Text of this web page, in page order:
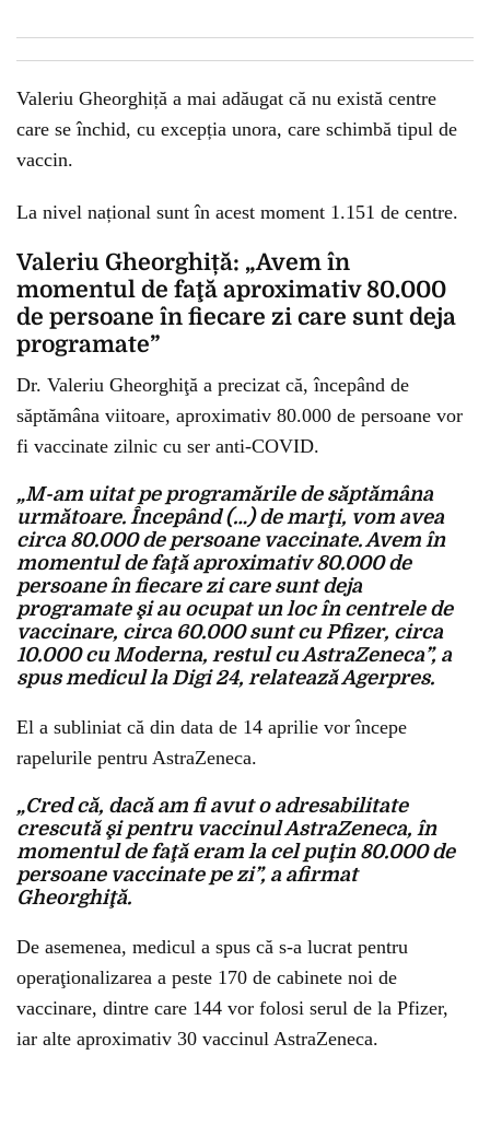
Valeriu Gheorghiță a mai adăugat că nu există centre
care se închid, cu excepția unora, care schimbă tipul de
vaccin.
La nivel național sunt în acest moment 1.151 de centre.
Valeriu Gheorghiță: „Avem în
momentul de faţă aproximativ 80.000
de persoane în fiecare zi care sunt deja
programate”
Dr. Valeriu Gheorghiţă a precizat că, începând de
săptămâna viitoare, aproximativ 80.000 de persoane vor
fi vaccinate zilnic cu ser anti-COVID.
„M-am uitat pe programările de săptămâna
următoare. Începând (…) de marţi, vom avea
circa 80.000 de persoane vaccinate. Avem în
momentul de faţă aproximativ 80.000 de
persoane în fiecare zi care sunt deja
programate şi au ocupat un loc în centrele de
vaccinare, circa 60.000 sunt cu Pfizer, circa
10.000 cu Moderna, restul cu AstraZeneca”, a
spus medicul la Digi 24, relatează Agerpres.
El a subliniat că din data de 14 aprilie vor începe
rapelurile pentru AstraZeneca.
„Cred că, dacă am fi avut o adresabilitate
crescută şi pentru vaccinul AstraZeneca, în
momentul de faţă eram la cel puţin 80.000 de
persoane vaccinate pe zi”, a afirmat
Gheorghiţă.
De asemenea, medicul a spus că s-a lucrat pentru
operaţionalizarea a peste 170 de cabinete noi de
vaccinare, dintre care 144 vor folosi serul de la Pfizer,
iar alte aproximativ 30 vaccinul AstraZeneca.